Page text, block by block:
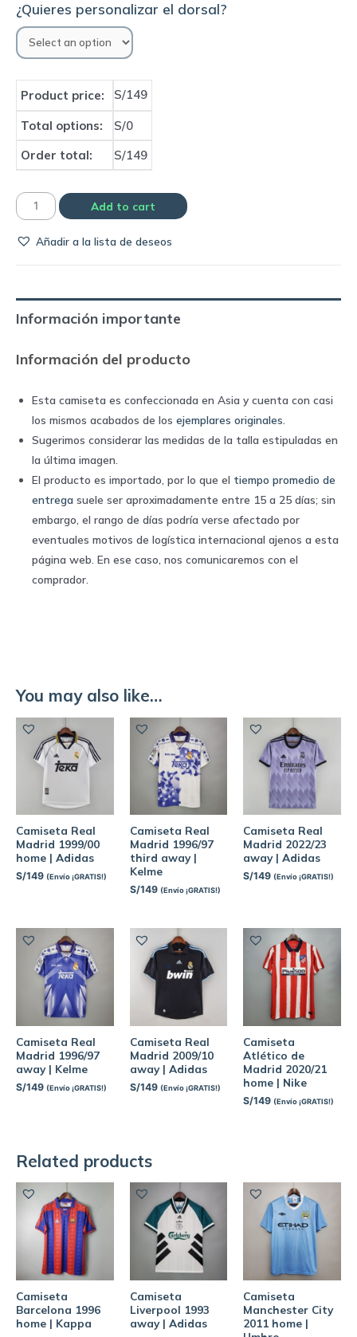
¿Quieres personalizar el dorsal?
Product price: S/149
Total options:
S/0
Order total:
S/149
Camiseta
Madrid
|
Adidas
Add to cart
Añadir a la lista de deseos
Información importante
Información del producto
Esta camiseta es confeccionada en Asia y cuenta con casi
los mismos acabados de los ejemplares originales.
Sugerimos considerar las medidas de la talla estipuladas en
la última imagen.
El producto es importado, por lo que el tiempo promedio de
entrega suele ser aproximadamente entre 15 a 25 días; sin
embargo, el rango de días podría verse afectado por
eventuales motivos de logística internacional ajenos a esta
página web. En ese caso, nos comunicaremos con el
comprador.
You may also like…
Camiseta Real
Madrid 1999/00
home | Adidas
S/149 (Envío ¡GRATIS!)
Camiseta Real
Madrid 1996/97
third away |
Kelme
S/149 (Envío ¡GRATIS!)
Camiseta Real
Madrid 2022/23
away | Adidas
S/149 (Envío ¡GRATIS!)
Camiseta Real
Madrid 1996/97
away | Kelme
S/149 (Envío ¡GRATIS!)
Camiseta Real
Madrid 2009/10
away | Adidas
S/149 (Envío ¡GRATIS!)
Camiseta
Atlético de
Madrid 2020/21
home | Nike
S/149 (Envío ¡GRATIS!)
Related products
Camiseta
Barcelona 1996
home | Kappa
Camiseta
Liverpool 1993
away | Adidas
Camiseta
Manchester City
2011 home |